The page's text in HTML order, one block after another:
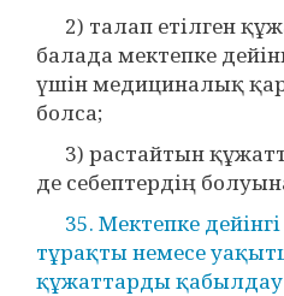
2) талап етілген
балада мектепке
үшін медициналық
болса;
3) растайтын
де себептердің
35. Мектепке
тұрақты немесе
құжаттарды